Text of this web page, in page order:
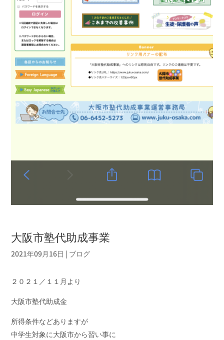
大阪市塾代助成事業
2021年09月16日 | ブログ
２０２１／１１月より
大阪市塾代助成金
所得条件などありますが
中学生対象に大阪市から習い事に